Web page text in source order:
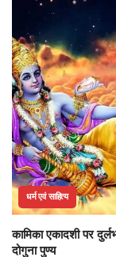
धर्म एवं साहित्य
कामिका एकादशी पर
दोगुना पुण्य